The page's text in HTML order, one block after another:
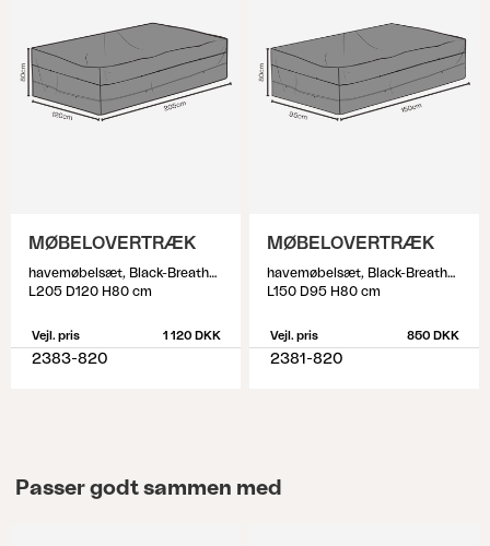
MØBELOVERTRÆK
havemøbelsæt, Black-Breathable
L205 D120 H80 cm
Vejl. pris 1 120 DKK
2383-820
MØBELOVERTRÆK
havemøbelsæt, Black-Breathable
L150 D95 H80 cm
Vejl. pris 850 DKK
2381-820
Passer godt sammen med